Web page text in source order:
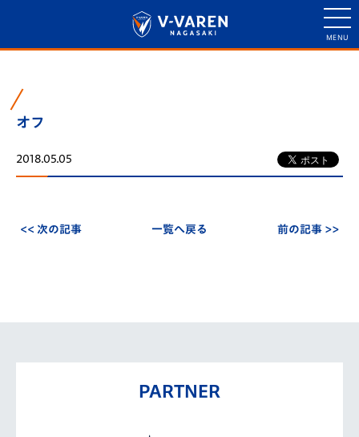
オフ
2018.05.05
<< 次の記事 一覧へ戻る 前の記事 >>
PARTNER